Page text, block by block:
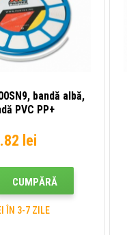
bandă albă,
PVC PP+
lei
CUMPĂRĂ
ÎN 3-7 ZILE